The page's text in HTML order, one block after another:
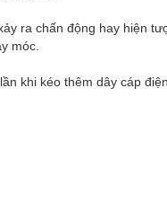
ra chấn động hay hiện
móc.
khi kéo thêm dây cáp điện